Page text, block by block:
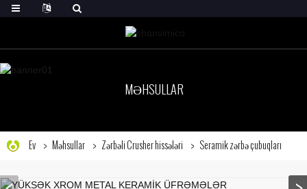
MƏHSULLAR
Ev Məhsullar Zərbəli Crusher hissələri Seramik zərbə çubuqları